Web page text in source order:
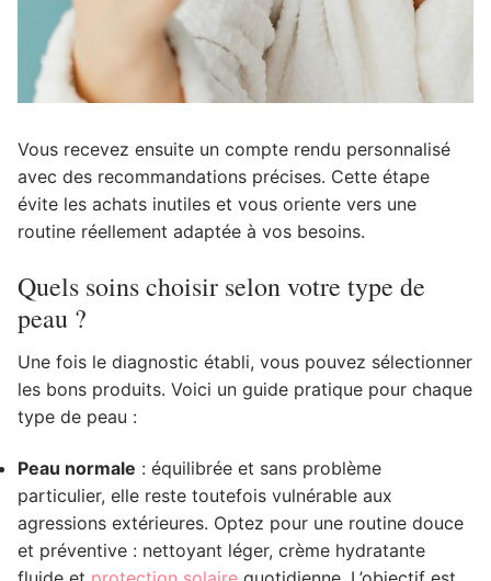
Vous recevez ensuite un compte rendu personnalisé
avec des recommandations précises. Cette étape
évite les achats inutiles et vous oriente vers une
routine réellement adaptée à vos besoins.
Quels soins choisir selon votre type de
peau ?
Une fois le diagnostic établi, vous pouvez sélectionner
les bons produits. Voici un guide pratique pour chaque
type de peau :
Peau normale : équilibrée et sans problème
particulier, elle reste toutefois vulnérable aux
agressions extérieures. Optez pour une routine douce
et préventive : nettoyant léger, crème hydratante